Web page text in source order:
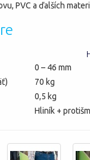
PVC a ďalších
0 – 46 mm
70 kg
0,5 kg
Hliník +